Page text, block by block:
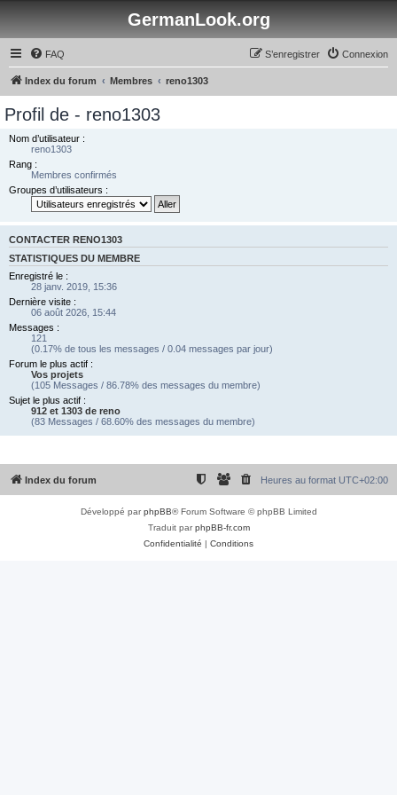
GermanLook.org
FAQ Connexion
S’enregistrer
Index du forum Membres reno1303
Profil de - reno1303
Nom d’utilisateur :
reno1303
Rang :
Membres confirmés
Groupes d’utilisateurs :
CONTACTER RENO1303
STATISTIQUES DU MEMBRE
Enregistré le :
28 janv. 2019, 15:36
Dernière visite :
06 août 2026, 15:44
Messages :
121
(0.17% de tous les messages / 0.04 messages par jour)
Forum le plus actif :
Vos projets
(105 Messages / 86.78% des messages du membre)
Sujet le plus actif :
912 et 1303 de reno
(83 Messages / 68.60% des messages du membre)
Index du forum Heures au format UTC+02:00
Développé parphpBB® Forum Software © phpBB Limited
Traduit parphpBB-fr.com
Confidentialité | Conditions